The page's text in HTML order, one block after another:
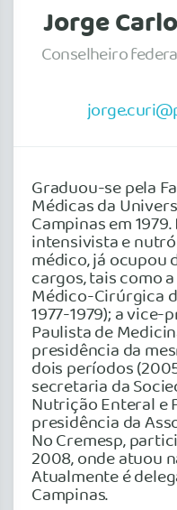
Jorge
Conselheiro
Graduou-se pela
Médicas da
Campinas em
intensivista e
médico, já ocupou
cargos, tais como
Médico-Cirúrgica
1977-1979); a
Paulista de
presidência da
dois períodos
secretaria da
Nutrição Enteral e
presidência da
No Cremesp,
2008, onde atuou
Atualmente é
Campinas.